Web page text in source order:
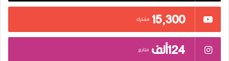
15٬300 مشترك
124ألف متابع